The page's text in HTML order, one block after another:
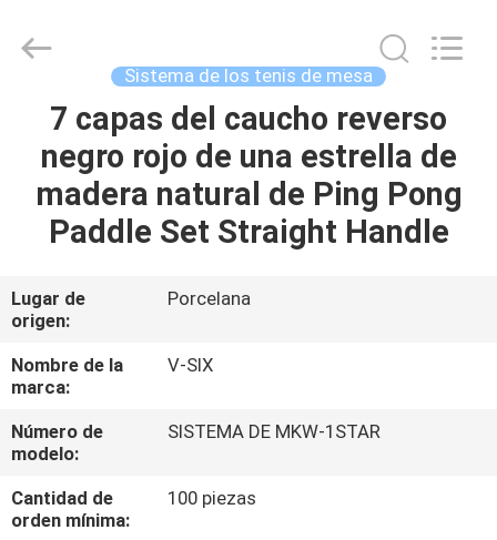
CASA
PRODUCTOS
SOBRE
NOSOTROS
RECORRIDO
POR
LA
FÁBRICA
Guangzhou
Dunya
Sistema de los tenis de mesa
7 capas del caucho reverso
negro rojo de una estrella de
madera natural de Ping Pong
Paddle Set Straight Handle
Lugar de
origen:
Porcelana
Nombre de la
marca:
V-SIX
Número de
modelo:
SISTEMA DE MKW-1STAR
Cantidad de
orden mínima:
100 piezas